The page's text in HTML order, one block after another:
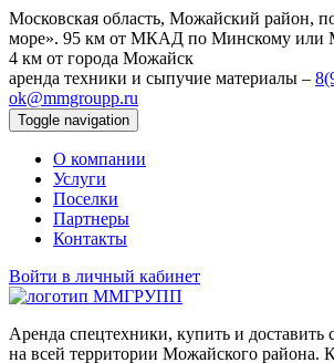
Московская область, Можайский район,
море». 95 км от МКАД по Минскому или
4 км от города Можайск
аренда техники и сыпучие материалы –
ok@mmgroupp.ru
Toggle navigation
О компании
Услуги
Поселки
Партнеры
Контакты
Войти в личный кабинет
Аренда спецтехники, купить и
на всей территории Можайского района.